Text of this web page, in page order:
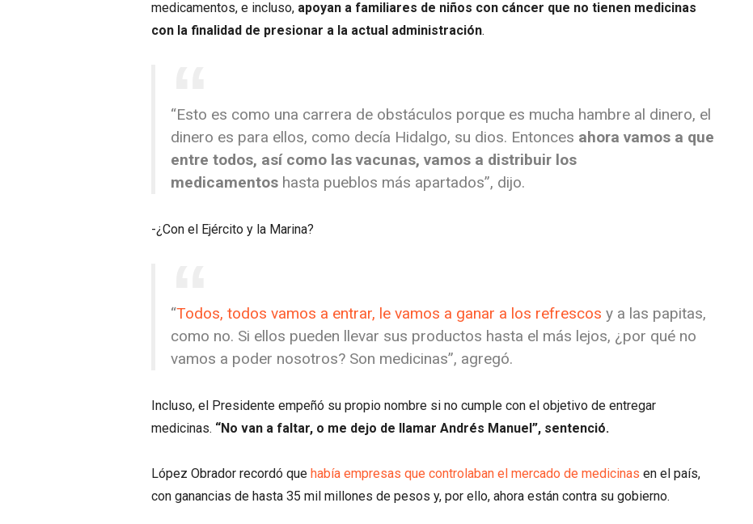
medicamentos, e incluso, apoyan a familiares de niños con cáncer que no tienen medicinas
con la finalidad de presionar a la actual administración.
​“Esto es como una carrera de obstáculos porque es mucha hambre al dinero, el
dinero es para ellos, como decía Hidalgo, su dios. Entonces ahora vamos a que
entre todos, así como las vacunas, vamos a distribuir los
medicamentos hasta pueblos más apartados”, dijo.
-¿Con el Ejército y la Marina?
“Todos, todos vamos a entrar, le vamos a ganar a los refrescos y a las papitas,
como no. Si ellos pueden llevar sus productos hasta el más lejos, ¿por qué no
vamos a poder nosotros? Son medicinas”, agregó.
Incluso, el Presidente empeñó su propio nombre si no cumple con el objetivo de entregar
medicinas. “No van a faltar, o me dejo de llamar Andrés Manuel”, sentenció.
López Obrador recordó que había empresas que controlaban el mercado de medicinas en el país,
con ganancias de hasta 35 mil millones de pesos y, por ello, ahora están contra su gobierno.